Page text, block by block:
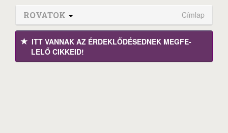
ROVATOK Címlap
ITT VANNAK AZ ÉRDEK­LŐDÉ­SEDNEK MEGFE­
LELŐ CIKKEID!